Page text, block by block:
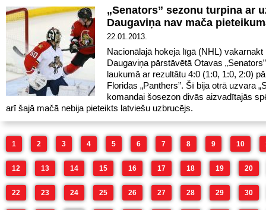
„Senators” sezonu turpina ar
Daugaviņa nav mača
22.01.2013.
Nacionālajā hokeja līgā (NHL) vakarnakt
Daugaviņa pārstāvētā Otavas
laukumā ar rezultātu 4:0 (1:0, 1:0, 2:0)
Floridas „Panthers”. Šī bija otrā uzvara
komandai šosezon divās aizvadītajās
arī šajā mačā nebija pieteikts latviešu uzbrucējs.
1 2 3 4 5 6 7 8 9 10
12 13 14 15 16 17 18 19 20
22 23 24 25 26 27 28 29 30